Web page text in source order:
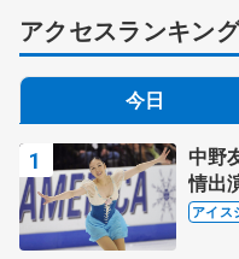
アクセスランキング
今日
中野
情出
ス」
アイス